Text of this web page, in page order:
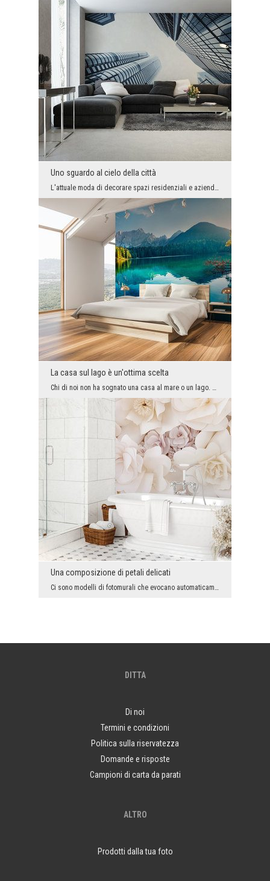
Uno sguardo al cielo della città
L'attuale moda di decorare spazi residenziali e aziendali ultramoderni, è una grande opportunità ...
La casa sul lago è un'ottima scelta
Chi di noi non ha sognato una casa al mare o un lago. Puoi guardare dalla finestra o uscire in te...
Una composizione di petali delicati
Ci sono modelli di fotomurali che evocano automaticamente sentimenti specifici in noi. Qui appaio...
DITTA
Di noi
Termini e condizioni
Politica sulla riservatezza
Domande e risposte
Campioni di carta da parati
ALTRO
Prodotti dalla tua foto